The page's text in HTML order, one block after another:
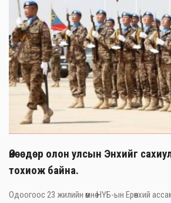
Өнөөдөр олон улсын Энхийг
тохиож байна.
Одоогоос 23 жилийн өмнө НҮБ-ын Ерөнхий